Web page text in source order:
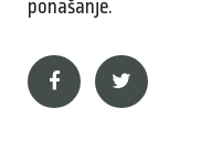
ponašanje.